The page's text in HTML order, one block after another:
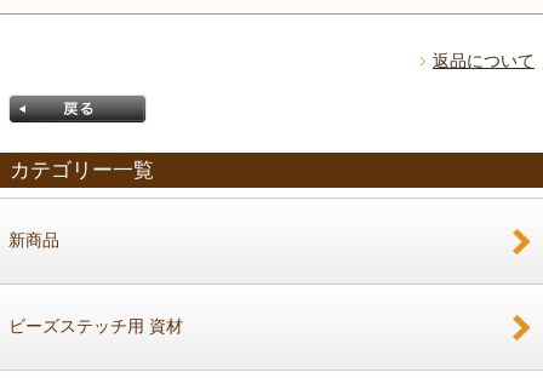
返品について
カテゴリー一覧
新商品
ビーズステッチ用 資材